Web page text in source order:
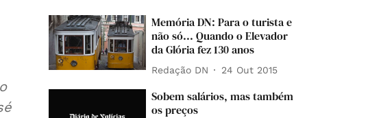
Memória DN: Para o turista e
não só... Quando o Elevador
da Glória fez 130 anos
Redação DN 24 Out 2015
Sobem salários, mas também
os preços